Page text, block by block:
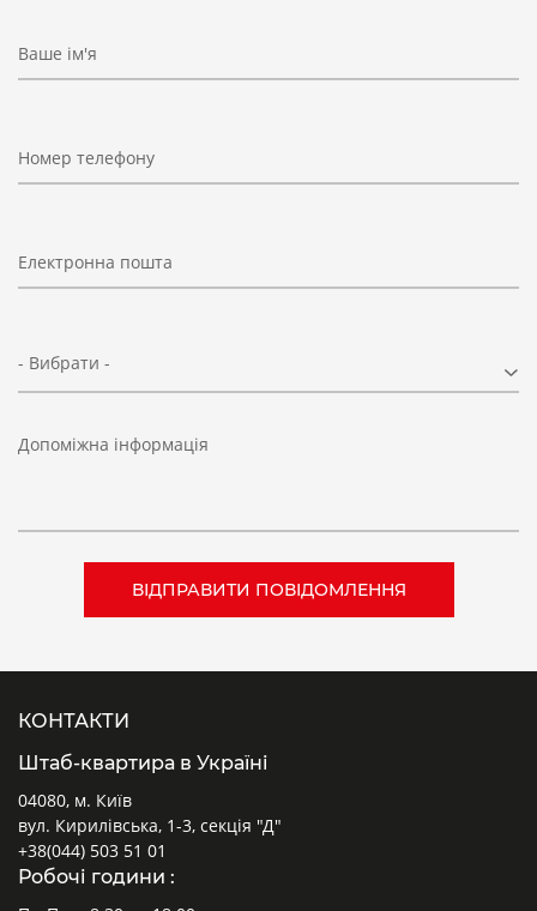
Ваше ім'я
Номер телефону
Електронна пошта
- Вибрати -
Допоміжна інформація
КОНТАКТИ
Штаб-квартира в Україні
04080, м. Київ
вул. Кирилівська, 1-3, секція "Д"
+38(044) 503 51 01
Робочі години :